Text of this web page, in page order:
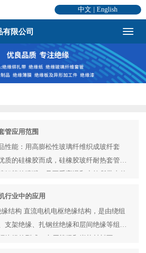
中文 |English
限公司
管应用范围
性能：用高膨松性玻璃纤维织成玻纤套
质的硅橡胶而成，硅橡胶玻纤耐热套管能
铝等的喷溅，且不受高温和火焰所带来的
行业中的应用
构，是由绕组
支架绝缘、扎钢丝绝缘和层间绝缘等组
绕组的型式，电压等级和绑扎材料不